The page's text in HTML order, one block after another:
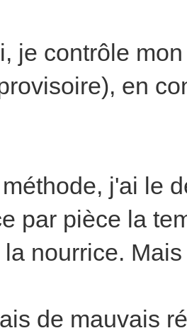
je contrôle
en
j'ai le
par pièce la
nourrice.
de mauvais